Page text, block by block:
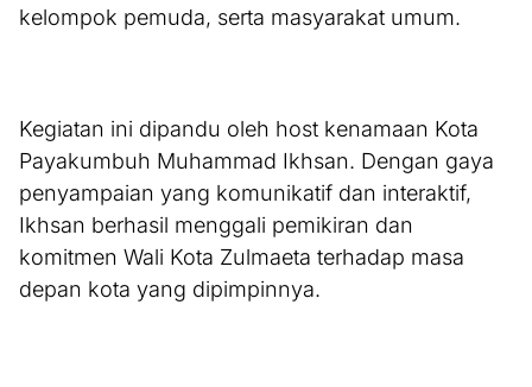
kelompok pemuda, serta masyarakat umum.
Kegiatan ini dipandu oleh host kenamaan Kota
Payakumbuh Muhammad Ikhsan. Dengan gaya
penyampaian yang komunikatif dan interaktif,
Ikhsan berhasil menggali pemikiran dan
komitmen Wali Kota Zulmaeta terhadap masa
depan kota yang dipimpinnya.